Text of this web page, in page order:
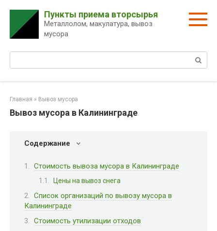
контенту
Пункты приема вторсырья
Металлолом, макулатура, вывоз
мусора
Главная » Вывоз мусора
Вывоз мусора в Калининграде
Содержание
Стоимость вывоза мусора в Калининграде
Цены на вывоз снега
Список организаций по вывозу мусора в
Калининграде
Стоимость утилизации отходов